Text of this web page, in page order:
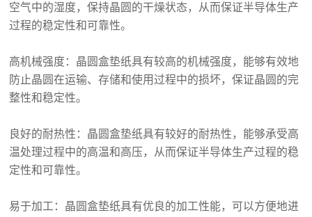
空气中的湿度，保持晶圆的干燥状态，从而保证半导体生产
过程的稳定性和可靠性。
高机械强度：晶圆盒垫纸具有较高的机械强度，能够有效地
防止晶圆在运输、存储和使用过程中的损坏，保证晶圆的完
整性和稳定性。
良好的耐热性：晶圆盒垫纸具有较好的耐热性，能够承受高
温处理过程中的高温和高压，从而保证半导体生产过程的稳
定性和可靠性。
易于加工：晶圆盒垫纸具有优良的加工性能，可以方便地进